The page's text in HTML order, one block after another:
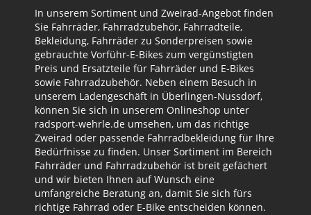
In unserem Sortiment und Zweirad-Angebot finden
Sie Fahrräder, Fahrradzubehör, Fahrradteile,
Bekleidung, Fahrräder zu Sonderpreisen sowie
gebrauchte Vorführ-E-Bikes zum vergünstigten
Preis und Ersatzteile für Fahrräder und E-Bikes
sowie Fahrradzubehör. Neben einem Besuch in
unserem Ladengeschäft in Überlingen-Nussdorf,
können Sie sich in unserem Onlineshop unter
radsport-wehrle.de umsehen, um das richtige
Zweirad oder passende Fahrradbekleidung für Ihre
Bedürfnisse zu finden. Unser Sortiment im Bereich
Fahrräder und Fahrradzubehör ist breit gefächert
und wir bieten Ihnen auf Wunsch eine
umfangreiche Beratung an, damit Sie sich fürs
richtige Fahrrad oder E-Bike entscheiden können.